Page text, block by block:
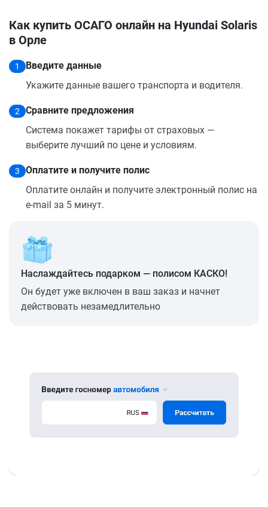
Как купить ОСАГО онлайн на Hyundai Solaris
в Орле
1
Введите данные
Укажите данные вашего транспорта и водителя.
2
Сравните предложения
Система покажет тарифы от страховых —
выберите лучший по цене и условиям.
3
Оплатите и получите полис
Оплатите онлайн и получите электронный полис на
e-mail за 5 минут.
Наслаждайтесь подарком — полисом КАСКО!
Он будет уже включен в ваш заказ и начнет
действовать незамедлительно